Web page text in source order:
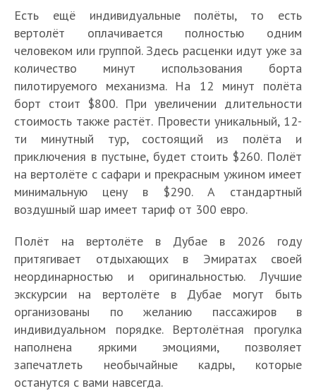
Есть ещё индивидуальные полёты, то есть
вертолёт оплачивается полностью одним
человеком или группой. Здесь расценки идут уже за
количество минут использования борта
пилотируемого механизма. На 12 минут полёта
борт стоит $800. При увеличении длительности
стоимость также растёт. Провести уникальный, 12-
ти минутный тур, состоящий из полёта и
приключения в пустыне, будет стоить $260. Полёт
на вертолёте с сафари и прекрасным ужином имеет
минимальную цену в $290. А стандартный
воздушный шар имеет тариф от 300 евро.
Полёт на вертолёте в Дубае в 2026 году
притягивает отдыхающих в Эмиратах своей
неординарностью и оригинальностью. Лучшие
экскурсии на вертолёте в Дубае могут быть
организованы по желанию пассажиров в
индивидуальном порядке. Вертолётная прогулка
наполнена яркими эмоциями, позволяет
запечатлеть необычайные кадры, которые
останутся с вами навсегда.